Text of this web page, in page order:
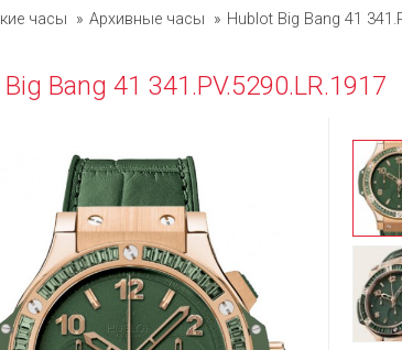
часы Архивные часы Hublot Big Bang 41
Bang 41 341.PV.5290.LR.1917